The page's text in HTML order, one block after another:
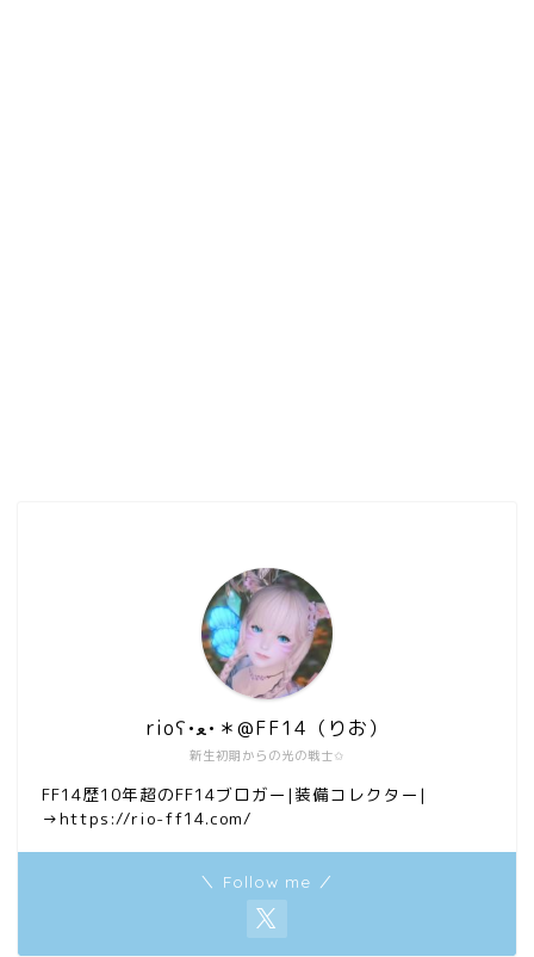
新生初期からの光の戦士✩
rioʕ•ﻌ•＊@FF14（りお）
FF14歴10年超のFF14ブロガー|装備コレクター|
→https://rio-ff14.com/
＼ Follow me ／